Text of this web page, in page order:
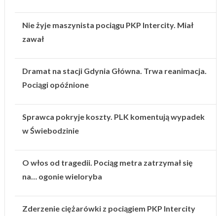
Nie żyje maszynista pociągu PKP Intercity. Miał
zawał
Dramat na stacji Gdynia Główna. Trwa reanimacja.
Pociągi opóźnione
Sprawca pokryje koszty. PLK komentują wypadek
w Świebodzinie
O włos od tragedii. Pociąg metra zatrzymał się
na… ogonie wieloryba
Zderzenie ciężarówki z pociągiem PKP Intercity